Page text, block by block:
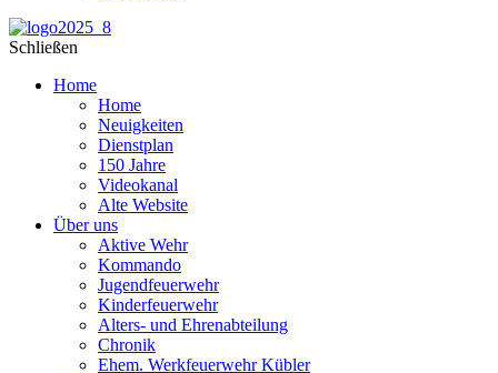
Schließen
Home
Home
Neuigkeiten
Dienstplan
150 Jahre
Videokanal
Alte Website
Über uns
Aktive Wehr
Kommando
Jugendfeuerwehr
Kinderfeuerwehr
Alters- und Ehrenabteilung
Chronik
Ehem. Werkfeuerwehr Kübler